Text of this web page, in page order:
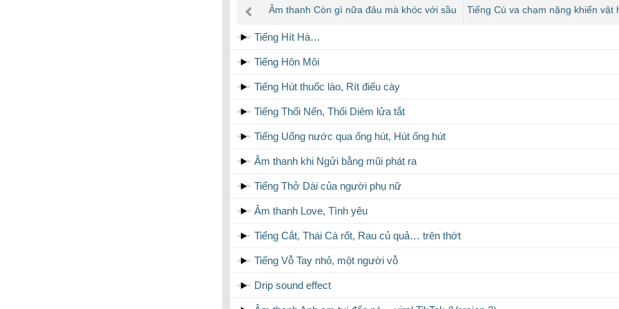
thanh
Âm thanh Còn gì nữa đâu mà khóc với sầu
Tiếng Cú va chạm nặng khiến vật
Tiếng Hít Hà…
Tiếng Hôn Môi
Tiếng Hút thuốc lào, Rít điếu cày
Tiếng Thổi Nến, Thổi Diêm lửa tắt
Tiếng Uống nước qua ống hút, Hút ống hút
Âm thanh khi Ngửi bằng mũi phát ra
Tiếng Thở Dài của người phụ nữ
Âm thanh Love, Tình yêu
Tiếng Cắt, Thái Cà rốt, Rau củ quả… trên thớt
Tiếng Vỗ Tay nhỏ, một người vỗ
Drip sound effect